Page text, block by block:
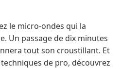
le micro-ondes qui la
Un passage de dix minutes
tout son croustillant. Et
de pro, découvrez